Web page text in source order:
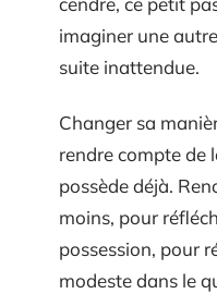
imaginer une
suite inattendue.
Changer sa
rendre compte de
possède déjà.
moins, pour
possession, pour
modeste dans le